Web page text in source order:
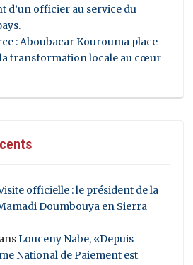
d’un officier au service du
: Aboubacar Kourouma place
transformation locale au cœur
officielle : le président de la
Doumbouya en Sierra
Louceny Nabe, «Depuis
National de Paiement est